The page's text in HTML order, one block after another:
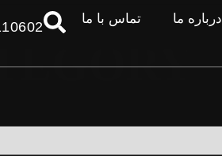
درباره ما تماس با ما